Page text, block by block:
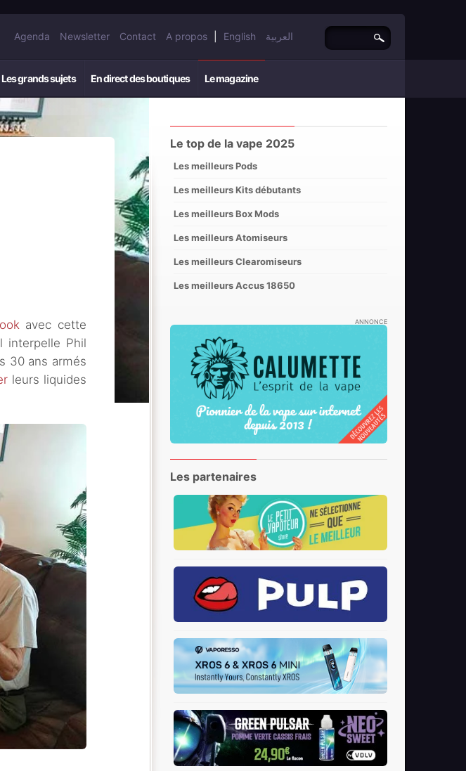
Agenda Newsletter Contact A propos English العربية
Les grands sujets En direct des boutiques Le magazine
avec cette
interpelle Phil
30 ans armés
leurs liquides
Le top de la vape 2025
Les meilleurs Pods
Les meilleurs Kits débutants
Les meilleurs Box Mods
Les meilleurs Atomiseurs
Les meilleurs Clearomiseurs
Les meilleurs Accus 18650
ANNONCE
Les partenaires